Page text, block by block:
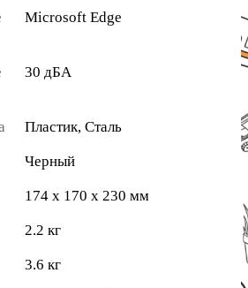
Microsoft Edge
30 дБА
Пластик, Сталь
Черный
174 x 170 x 230 мм
2.2 кг
3.6 кг